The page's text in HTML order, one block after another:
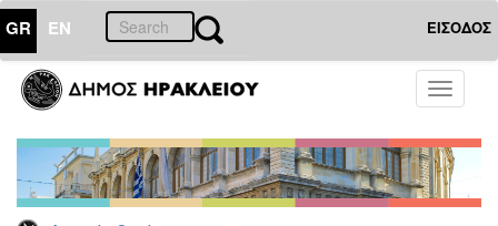
GR EN ΕΙΣΟΔΟΣ
Toggle
ΔΗΜΟΣ
Δελτία
Τύπου
Αρχείο